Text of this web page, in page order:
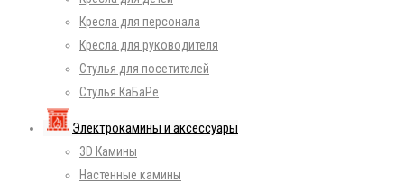
Кресла для персонала
Кресла для руководителя
Стулья для посетителей
Стулья КаБаРе
Электрокамины и аксессуары
3D Камины
Настенные камины